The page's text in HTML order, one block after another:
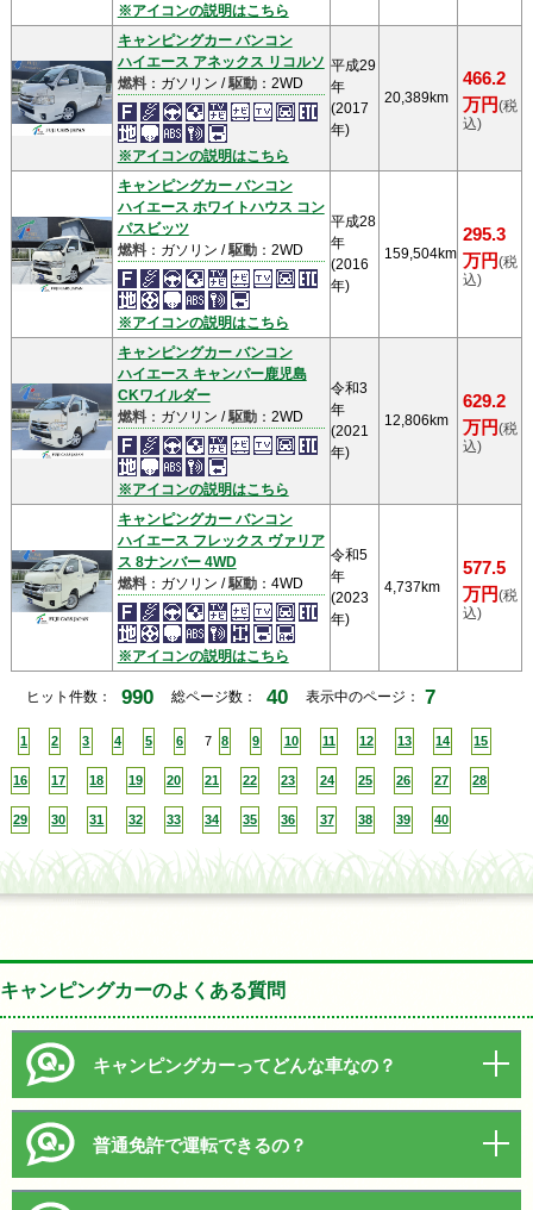
※アイコンの説明はこちら
キャンピングカー バンコン
ハイエース アネックス リコルソ
燃料：ガソリン /駆動：2WD
※アイコンの説明はこちら
平成29
年
(2017
年)
20,389km
466.2
万円(税
込)
キャンピングカー バンコン
ハイエース ホワイトハウス コン
パスビッツ
燃料：ガソリン /駆動：2WD
※アイコンの説明はこちら
平成28
年
(2016
年)
159,504km
295.3
万円(税
込)
キャンピングカー バンコン
ハイエース キャンパー鹿児島
CKワイルダー
燃料：ガソリン /駆動：2WD
※アイコンの説明はこちら
令和3
年
(2021
年)
12,806km
629.2
万円(税
込)
キャンピングカー バンコン
ハイエース フレックス ヴァリア
ス 8ナンバー 4WD
燃料：ガソリン /駆動：4WD
※アイコンの説明はこちら
令和5
年
(2023
年)
4,737km
577.5
万円(税
込)
ヒット件数： 990 総ページ数： 40 表示中のページ： 7
1 2 3 4 5 6 7 8 9 10 11 12 13 14 15
16 17 18 19 20 21 22 23 24 25 26 27 28
29 30 31 32 33 34 35 36 37 38 39 40
キャンピングカーのよくある質問
キャンピングカーってどんな車なの？
普通免許で運転できるの？